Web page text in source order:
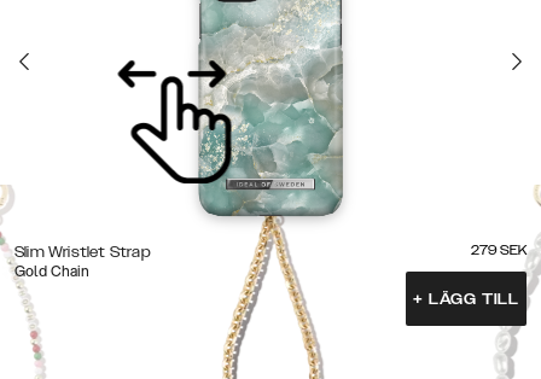
Slim Wristlet Strap
Gold Chain
279 SEK
+ LÄGG TILL